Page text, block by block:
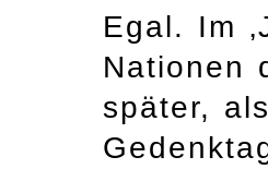
Egal. Im
Nationen
später,